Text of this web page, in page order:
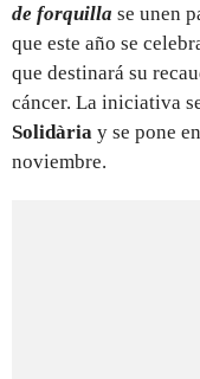
de forquilla se unen
que este año se
que destinará su
cáncer. La iniciativa
Solidària y se pone
noviembre.